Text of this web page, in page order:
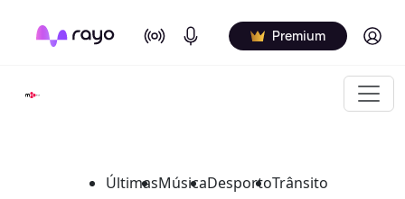
On Air Podcasts Premium Log in
ÚltimasMúsicaDesportoTrânsito